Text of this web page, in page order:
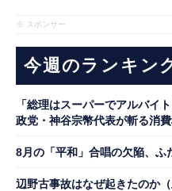
※ スポンサー
今週のランキン
「総理はスーパーでアルバ
政党・神谷宗幣代表が斬る消
8月の「平和」合唱の欠陥、ふ
辺野古事故はなぜ起きたのか（